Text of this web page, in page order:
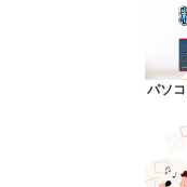
カラオ
ユーザ
キャン
パソ